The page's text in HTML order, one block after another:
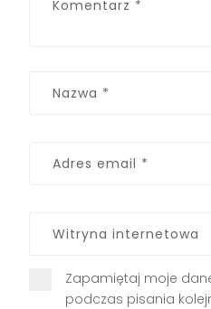
Zapamiętaj moje
podczas pisania